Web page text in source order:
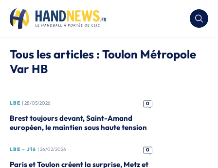
Tous les articles : Toulon Métropole
Var HB
LBE | 28/05/2026 0
Brest toujours devant, Saint-Amand
européen, le maintien sous haute tension
LBE – J16 | 26/02/2026 0
Paris et Toulon créent la surprise, Metz et